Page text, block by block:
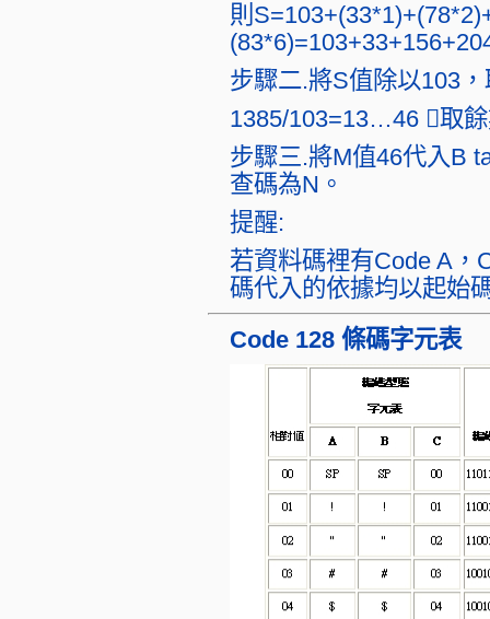
則
步驟二.將S值除以103
1385/103=13…46 取
步驟三.將M值46代入B
查碼為N。
提醒:
若資料碼裡有Code A，
碼代入的依據均以起始
Code 128 條碼字元表